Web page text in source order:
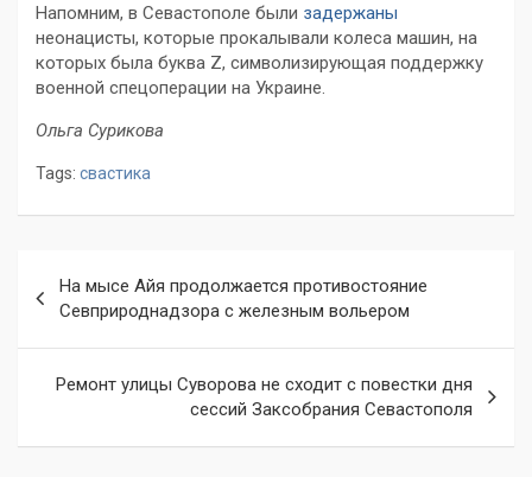
Напомним, в Севастополе были задержаны
неонацисты, которые прокалывали колеса машин, на
которых была буква Z, символизирующая поддержку
военной спецоперации на Украине.
Ольга Сурикова
Tags: свастика
по
записям
На мысе Айя продолжается противостояние
Севприроднадзора с железным вольером
Ремонт улицы Суворова не сходит с повестки дня
сессий Заксобрания Севастополя